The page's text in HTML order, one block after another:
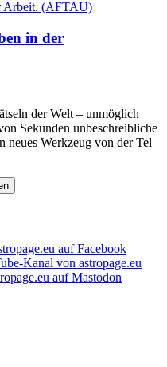
in der
der Welt – unmöglich
Sekunden unbeschreibliche
neues Werkzeug von der Tel